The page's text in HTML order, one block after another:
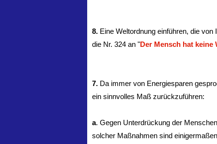
8. Eine Weltordnung einführen, die
die Nr. 324 an "Der Mensch hat keine
7. Da immer von Energiesparen
ein sinnvolles Maß zurückzuführen:
a. Gegen Unterdrückung der
solcher Maßnahmen sind